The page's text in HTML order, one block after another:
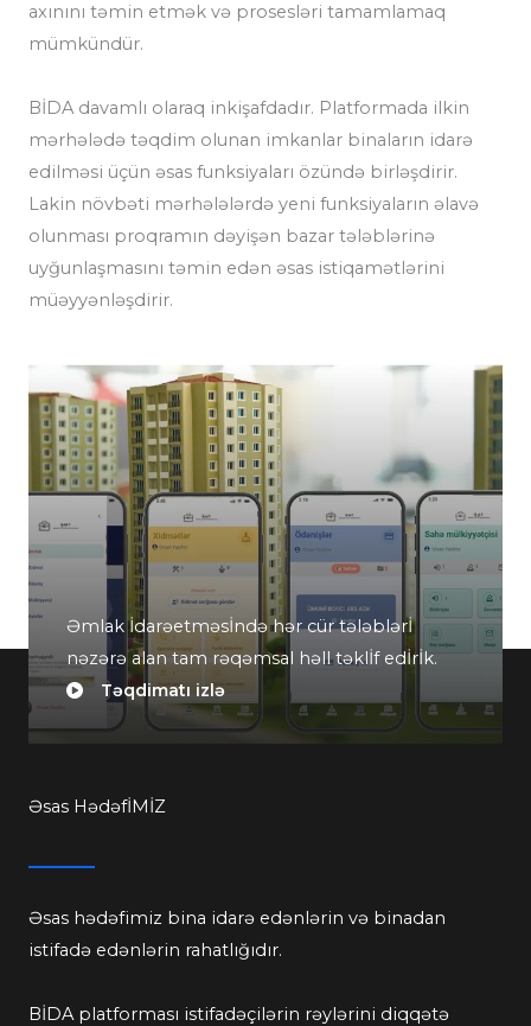
axınını təmin etmək və prosesləri tamamlamaq
mümkündür.
BİDA davamlı olaraq inkişafdadır. Platformada ilkin
mərhələdə təqdim olunan imkanlar binaların idarə
edilməsi üçün əsas funksiyaları özündə birləşdirir.
Lakin növbəti mərhələlərdə yeni funksiyaların əlavə
olunması proqramın dəyişən bazar tələblərinə
uyğunlaşmasını təmin edən əsas istiqamətlərini
müəyyənləşdirir.
Əmlak İdarəetməsİndə hər cür tələblərİ
nəzərə alan tam rəqəmsal həll təklİf edİrİk.
Təqdimatı izlə
Əsas HədəfİMİZ
Əsas hədəfimiz bina idarə edənlərin və binadan
istifadə edənlərin rahatlığıdır.
BİDA platforması istifadəçilərin rəylərini diqqətə